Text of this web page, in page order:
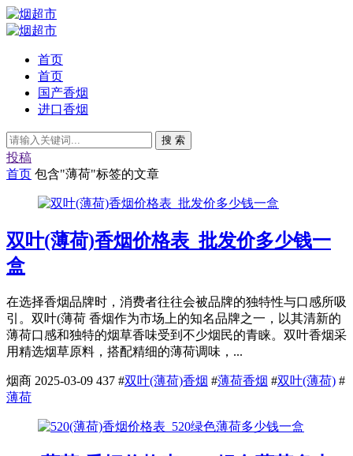
首页
首页
国产香烟
进口香烟
搜 索
投稿
首页 包含"薄荷"标签的文章
双叶(薄荷)香烟价格表_批发价多少钱一
盒
在选择香烟品牌时，消费者往往会被品牌的独特性与口感所吸
引。双叶(薄荷 香烟作为市场上的知名品牌之一，以其清新的
薄荷口感和独特的烟草香味受到不少烟民的青睐。双叶香烟采
用精选烟草原料，搭配精细的薄荷调味，...
烟商 2025-03-09 437 #双叶(薄荷)香烟 #薄荷香烟 #双叶(薄荷) #
薄荷